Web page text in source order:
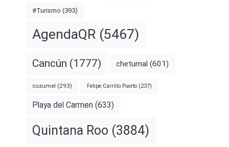
#Turismo (393)
AgendaQR (5467)
Cancún (1777) chetumal (601)
cozumel (293) Felipe Carrillo Puerto (237)
Playa del Carmen (633)
Quintana Roo (3884)